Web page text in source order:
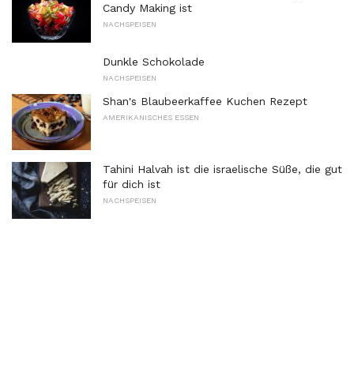
Candy Making ist
NACHSPEISEN
Dunkle Schokolade
NACHSPEISEN
Shan's Blaubeerkaffee Kuchen Rezept
AMERIKANISCHES ESSEN
Tahini Halvah ist die israelische Süße, die gut
für dich ist
NACHSPEISEN